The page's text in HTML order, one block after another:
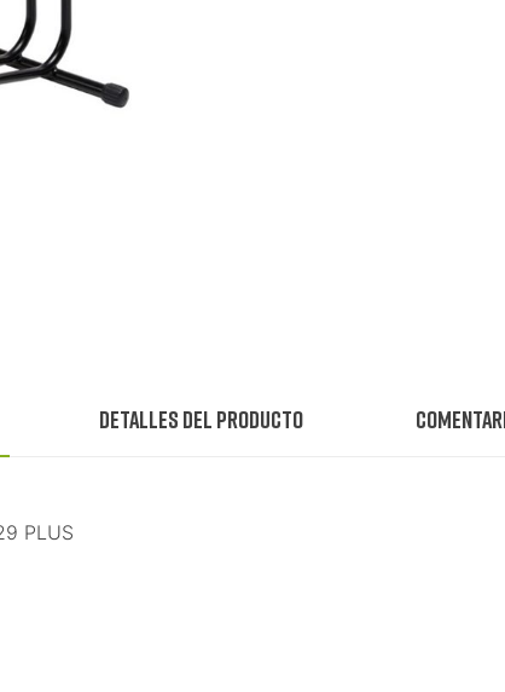
Detalles del producto
PLUS